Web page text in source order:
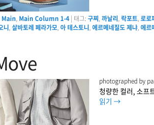
Main, Main Column 1-4 | 태그: 구찌,까날리,락포트,로로
니,살바토레 페라가모,아 테스토니,에르메네질도 제냐,에르
photographed by
청량한 컬러, 소프
읽기 →